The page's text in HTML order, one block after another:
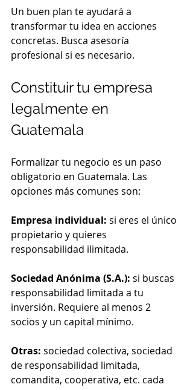
Un buen plan te ayudará a
transformar tu idea en acciones
concretas. Busca asesoría
profesional si es necesario.
Constituir tu empresa
legalmente en
Guatemala
Formalizar tu negocio es un paso
obligatorio en Guatemala. Las
opciones más comunes son:
Empresa individual: si eres el único
propietario y quieres
responsabilidad ilimitada.
Sociedad Anónima (S.A.): si buscas
responsabilidad limitada a tu
inversión. Requiere al menos 2
socios y un capital mínimo.
Otras: sociedad colectiva, sociedad
de responsabilidad limitada,
comandita, cooperativa, etc. cada